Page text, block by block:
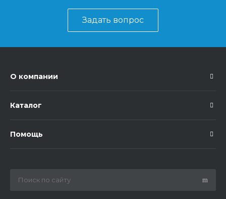
Задать вопрос
О компании
Каталог
Помощь